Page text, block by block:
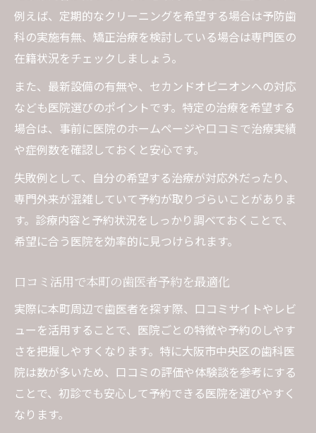
例えば、定期的なクリーニングを希望する場合は予防歯
科の実施有無、矯正治療を検討している場合は専門医の
在籍状況をチェックしましょう。
また、最新設備の有無や、セカンドオピニオンへの対応
なども医院選びのポイントです。特定の治療を希望する
場合は、事前に医院のホームページや口コミで治療実績
や症例数を確認しておくと安心です。
失敗例として、自分の希望する治療が対応外だったり、
専門外来が混雑していて予約が取りづらいことがありま
す。診療内容と予約状況をしっかり調べておくことで、
希望に合う医院を効率的に見つけられます。
口コミ活用で本町の歯医者予約を最適化
実際に本町周辺で歯医者を探す際、口コミサイトやレビ
ューを活用することで、医院ごとの特徴や予約のしやす
さを把握しやすくなります。特に大阪市中央区の歯科医
院は数が多いため、口コミの評価や体験談を参考にする
ことで、初診でも安心して予約できる医院を選びやすく
なります。